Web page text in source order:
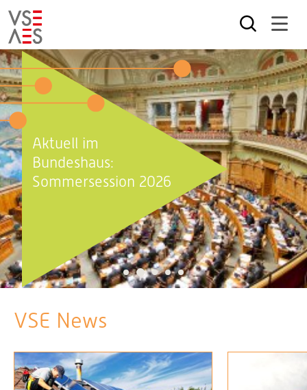
Direkt
zum
Inhalt
Aktuell im
Bundeshaus:
Sommersession 2026
1 2 3 4 5
VSE News